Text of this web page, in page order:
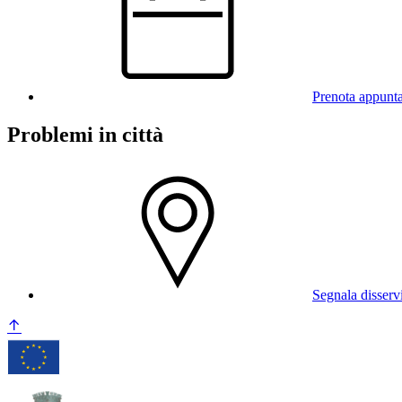
Prenota
Problemi in città
Segnala